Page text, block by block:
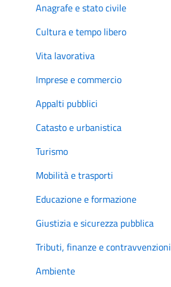
Anagrafe e stato civile
Cultura e tempo libero
Vita lavorativa
Imprese e commercio
Appalti pubblici
Catasto e urbanistica
Turismo
Mobilità e trasporti
Educazione e formazione
Giustizia e sicurezza pubblica
Tributi, finanze e contravvenzioni
Ambiente